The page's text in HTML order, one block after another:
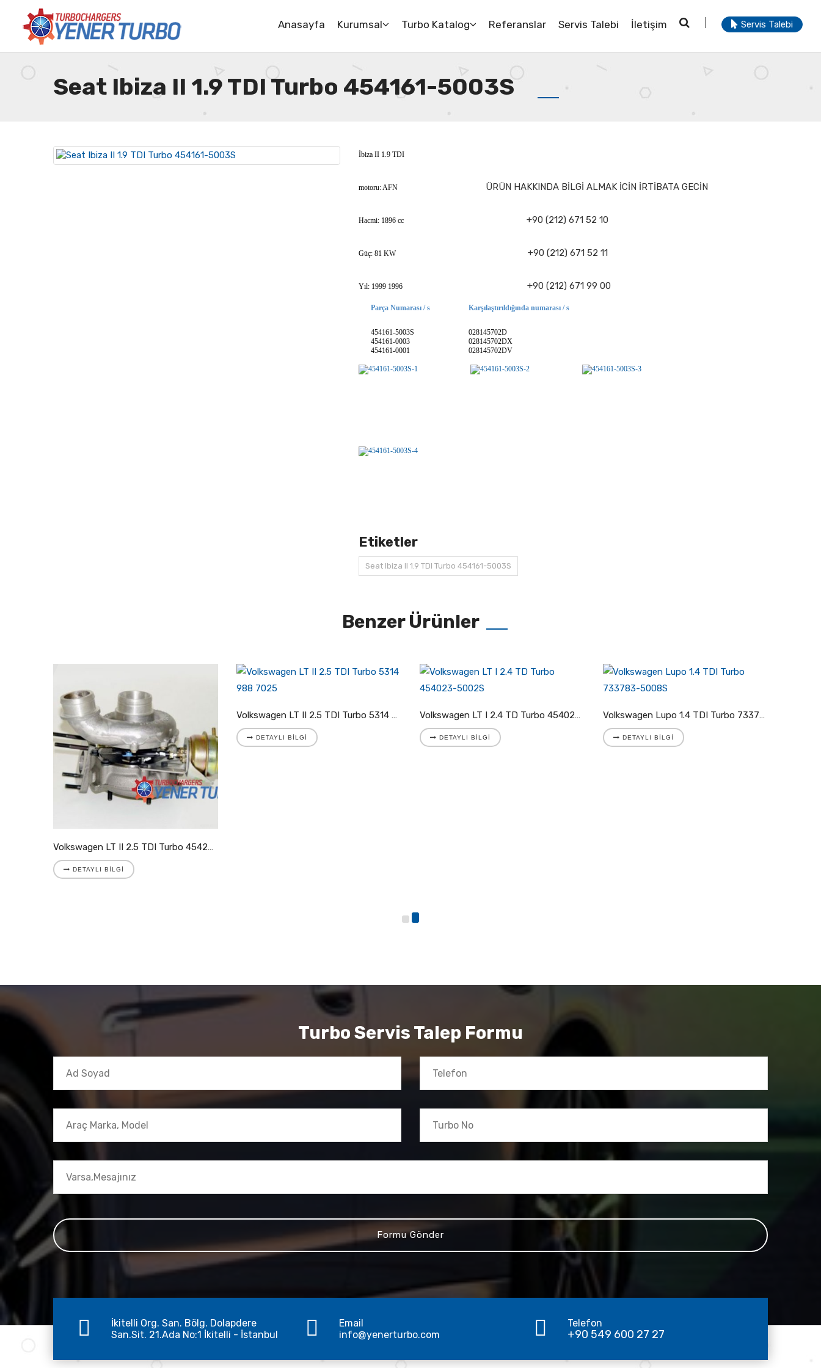
Anasayfa Kurumsal Turbo Katalog Referanslar Servis Talebi İletişim Servis Talebi
Seat Ibiza II 1.9 TDI Turbo 454161-5003S
İbiza II 1.9 TDI
motoru: AFN ÜRÜN HAKKINDA BİLGİ ALMAK İCİN İRTİBATA GECİN
Hacmi: 1896 cc +90 (212) 671 52 10
Güç: 81 KW +90 (212) 671 52 11
Yıl: 1999 1996 +90 (212) 671 99 00
Parça Numarası / s
454161-5003S
454161-0003
454161-0001
Karşılaştırıldığında numarası / s
028145702D
028145702DX
028145702DV
Etiketler
Seat Ibiza II 1.9 TDI Turbo 454161-5003S
Benzer Ürünler
Volkswagen LT II 2.5 TDI Turbo 454205-9007S
DETAYLI BILGI
Volkswagen LT II 2.5 TDI Turbo 5314 988 7025
DETAYLI BILGI
Volkswagen LT I 2.4 TD Turbo 454023-5002S
DETAYLI BILGI
Volkswagen Lupo 1.4 TDI Turbo 733783-5008S
DETAYLI BILGI
Turbo Servis Talep Formu
İkitelli Org. San. Bölg. Dolapdere
San.Sit. 21.Ada No:1 İkitelli - İstanbul
Email
info@yenerturbo.com
Telefon
+90 549 600 27 27